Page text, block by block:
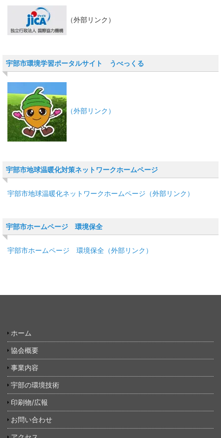
（外部リンク）
宇部市環境学習ポータルサイト うべっくる
（外部リンク）
宇部市地球温暖化対策ネットワークホームページ
宇部市地球温暖化ネットワークホームページ（外部リンク）
宇部市ホームページ 環境保全
宇部市ホームページ 環境保全（外部リンク）
ホーム
協会概要
事業内容
宇部の環境技術
印刷物/広報
お問い合わせ